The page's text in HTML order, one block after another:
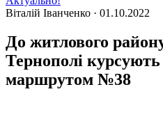
Віталій Іванченко · 01.10.2022
До житлового
Тернополі курсують
маршрутом №38